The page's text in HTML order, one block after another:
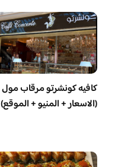
كافيه كونشرتو مرقاب مول
(الاسعار + المنيو + الموقع)